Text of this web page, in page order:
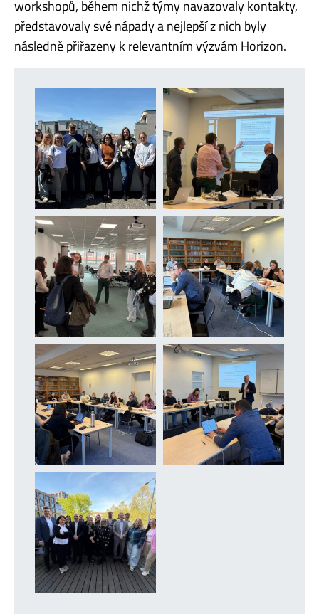
workshopů, během nichž týmy navazovaly kontakty,
představovaly své nápady a nejlepší z nich byly
následně přiřazeny k relevantním výzvám Horizon.